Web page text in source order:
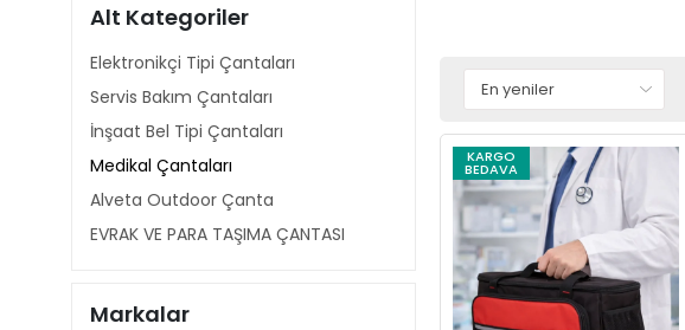
Alt Kategoriler
Elektronikçi Tipi Çantaları
Servis Bakım Çantaları
İnşaat Bel Tipi Çantaları
Medikal Çantaları
Alveta Outdoor Çanta
EVRAK VE PARA TAŞIMA ÇANTASI
Markalar
KARGO
BEDAVA